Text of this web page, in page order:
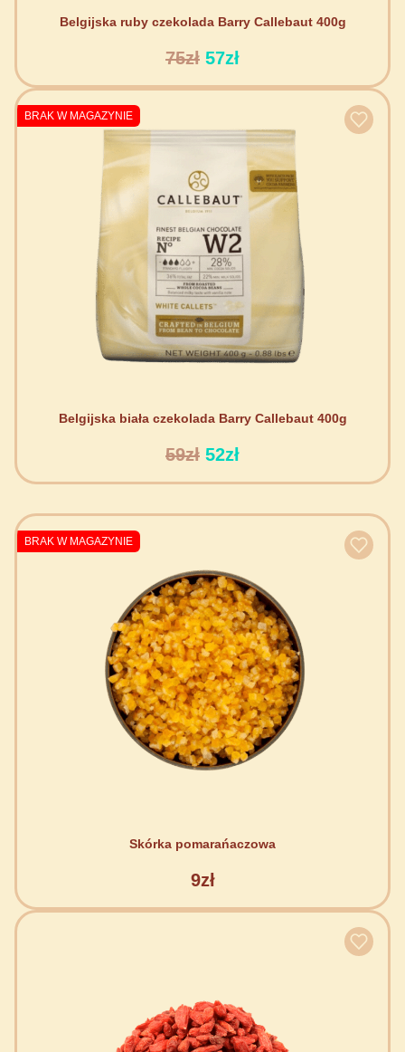
Belgijska ruby czekolada Barry Callebaut 400g
75zł 57zł
BRAK W MAGAZYNIE
Belgijska biała czekolada Barry Callebaut 400g
59zł 52zł
BRAK W MAGAZYNIE
Skórka pomarańaczowa
9zł